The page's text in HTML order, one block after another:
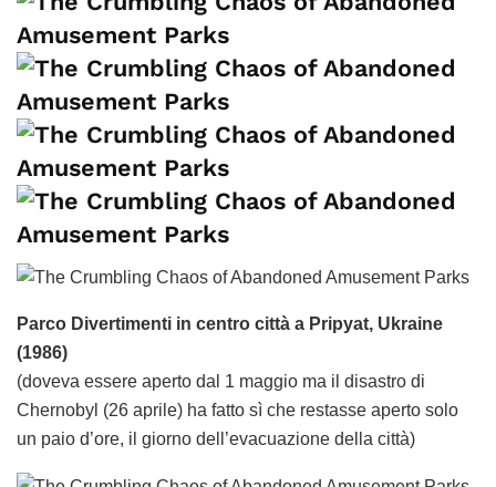
Parco Divertimenti in centro città a Pripyat, Ukraine
(1986)
(doveva essere aperto dal 1 maggio ma il disastro di
Chernobyl (26 aprile) ha fatto sì che restasse aperto solo
un paio d’ore, il giorno dell’evacuazione della città)